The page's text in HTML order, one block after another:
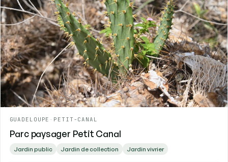
GUADELOUPE - PETIT-CANAL
Parc paysager Petit Canal
Jardin public Jardin de collection Jardin vivrier